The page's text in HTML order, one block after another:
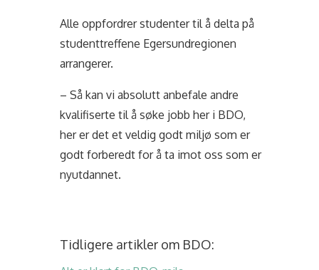
Alle oppfordrer studenter til å delta på
studenttreffene Egersundregionen
arrangerer.
– Så kan vi absolutt anbefale andre
kvalifiserte til å søke jobb her i BDO,
her er det et veldig godt miljø som er
godt forberedt for å ta imot oss som er
nyutdannet.
Tidligere artikler om BDO: